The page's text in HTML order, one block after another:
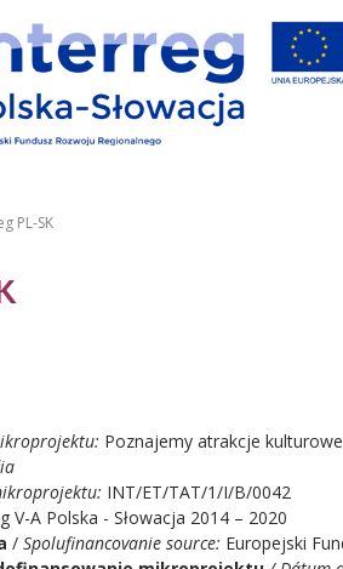
PL-SK
Poznajemy atrakcje
INT/ET/TAT/1/I/B/0042
V-A Polska - Słowacja 2014 – 2020
/ Spolufinancovanie source: Europejski